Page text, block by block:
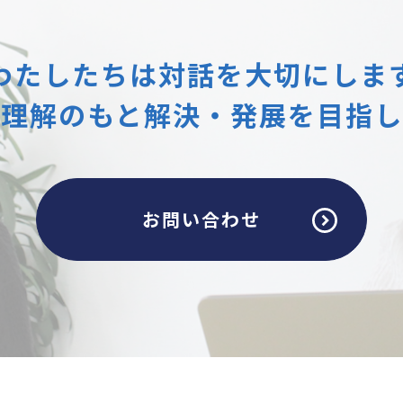
たしたちは対話を大切にしま
解のもと解決・発展を目指
お問い合わせ